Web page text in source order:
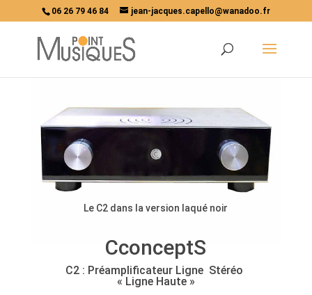
06 26 79 46 84 jean-jacques.capello@wanadoo.fr
Le C2 dans la version laqué noir
CconceptS
C2 : Préamplificateur Ligne Stéréo
« Ligne Haute »